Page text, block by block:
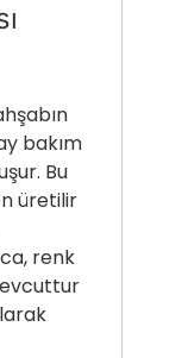
bakım
Bu
üretilir
renk